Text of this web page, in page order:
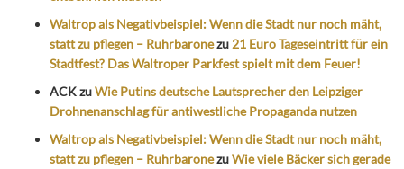
Waltrop als Negativbeispiel: Wenn die Stadt nur noch mäht,
statt zu pflegen – Ruhrbaronezu 21 Euro Tageseintritt für ein
Stadtfest? Das Waltroper Parkfest spielt mit dem Feuer!
ACKzuWie Putins deutsche Lautsprecher den Leipziger
Drohnenanschlag für antiwestliche Propaganda nutzen
Waltrop als Negativbeispiel: Wenn die Stadt nur noch mäht,
statt zu pflegen – RuhrbaronezuWie viele Bäcker sich gerade